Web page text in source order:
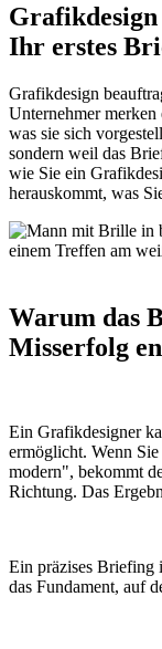
Ihr erstes
Grafikdesign
Unternehmer
was sie sich
sondern weil das
wie Sie ein
herauskommt, was
Warum das
Misserfolg
Ein Grafikdesigner
ermöglicht. Wenn
modern", bekommt
Richtung. Das
Ein präzises Briefing
das Fundament, auf